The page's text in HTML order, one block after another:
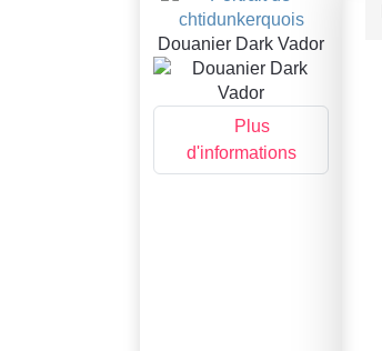
Douanier Dark Vador
Plus
d'informations